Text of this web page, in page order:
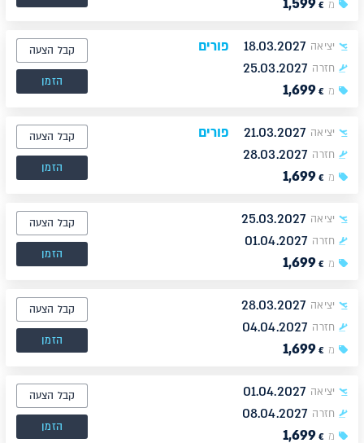
מ 1,599 €
יציאה 18.03.2027 פורים
חזרה 25.03.2027
מ 1,699 €
קבל הצעה
הזמן
יציאה 21.03.2027 פורים
חזרה 28.03.2027
מ 1,699 €
קבל הצעה
הזמן
יציאה 25.03.2027
חזרה 01.04.2027
מ 1,699 €
קבל הצעה
הזמן
יציאה 28.03.2027
חזרה 04.04.2027
מ 1,699 €
קבל הצעה
הזמן
יציאה 01.04.2027
חזרה 08.04.2027
מ 1,699 €
קבל הצעה
הזמן